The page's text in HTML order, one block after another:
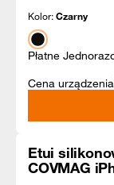
Kolor:Czarny
Płatne
Cena urządzenia
Etui
COVMAG